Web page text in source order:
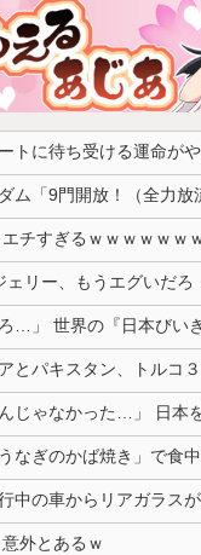
外とあるｗ